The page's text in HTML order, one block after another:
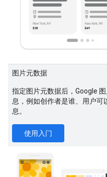
图片元数据
指定图片元数据后，Google
息，例如创作者是谁、用户
息。
使用入门